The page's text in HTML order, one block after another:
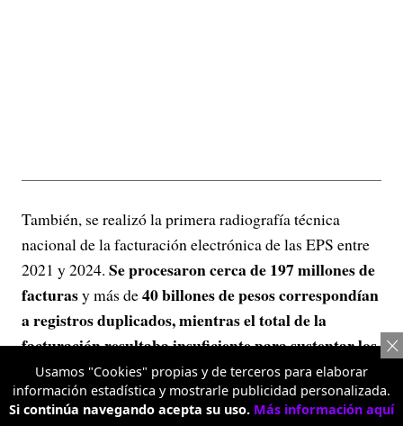
También, se realizó la primera radiografía técnica
nacional de la facturación electrónica de las EPS entre
2021 y 2024. Se procesaron cerca de 197 millones de
facturasy más de40 billones de pesos correspondían
a registros duplicados, mientras el total de la
facturación resultaba insuficiente para sustentar los
recursos girados por ADRES a las EPS por concepto
de UPC y adicionalmente se encontró facturación
mezclada entre UPC y presupuestos máximos,
Usamos "Cookies" propias y de terceros para elaborar
información estadística y mostrarle publicidad personalizada.
Si continúa navegando acepta su uso. Más información aquí